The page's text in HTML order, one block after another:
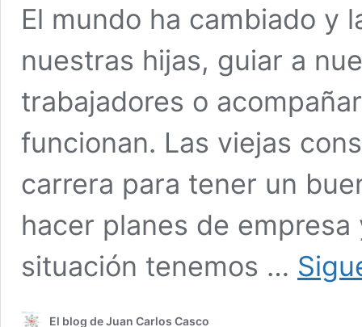
El mundo ha cambiado y
nuestras hijas, guiar a
trabajadores o
funcionan. Las viejas
carrera para tener un
hacer planes de
situación tenemos …
El blog de Juan Carlos Casco